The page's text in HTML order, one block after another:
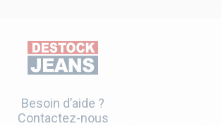
Besoin d’aide ?
Contactez-nous